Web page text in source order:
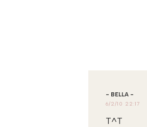
- BELLA -
6/2/10 22:17
T^T